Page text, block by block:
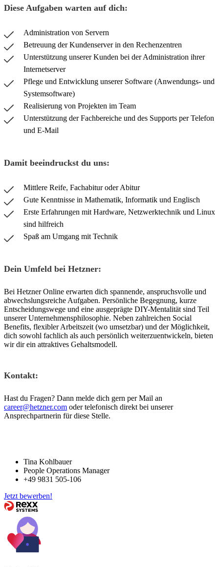
Diese Aufgaben warten auf dich:
Administration von Servern
Betreuung der Kundenserver in den Rechenzentren
Unterstützung unserer Kunden bei der Administration ihrer
Internetserver
Pflege und Entwicklung unserer Software (Anwendungs- und
Systemsoftware)
Realisierung von Projekten im Team
Unterstützung der Fachbereiche und des Supports per Telefon
und E-Mail
Damit beeindruckst du uns:
Mittlere Reife, Fachabitur oder Abitur
Gute Kenntnisse in Mathematik, Informatik und Englisch
Erste Erfahrungen mit Hardware, Netzwerktechnik und Linux
sind hilfreich
Spaß am Umgang mit Technik
Dein Umfeld bei Hetzner:
Bei Hetzner Online erwarten dich spannende, anspruchsvolle und
abwechslungsreiche Aufgaben. Persönliche Begegnung, kurze
Entscheidungswege und eine ausgeprägte DIY-Mentalität sind Teil
unserer Unternehmensphilosophie. Neben zahlreichen Social
Benefits, flexibler Arbeitszeit (wo umsetzbar) und der Möglichkeit,
dich sowohl fachlich als auch persönlich weiterzuentwickeln, bieten
wir dir ein attraktives Gehaltsmodell.
Kontakt:
Hast du Fragen? Dann melde dich gern per Mail an
career@hetzner.com oder telefonisch direkt bei unserer
Ansprechpartnerin für diese Stelle.
Tina Kohlbauer
People Operations Manager
+49 9831 505-106
Jetzt bewerben!